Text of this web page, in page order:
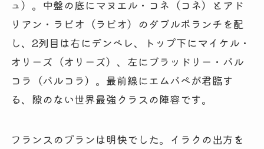
ュ）。中盤の底にマヌエル・コネ（コネ）とアド
リアン・ラビオ（ラビオ）のダブルボランチを配
し、2列目は右にデンベレ、トップ下にマイケル・
オリーズ（オリーズ）、左にブラッドリー・バル
コラ（バルコラ）。最前線にエムバペが君臨す
る、隙のない世界最強クラスの陣容です。
フランスのプランは明快でした。イラクの出方を